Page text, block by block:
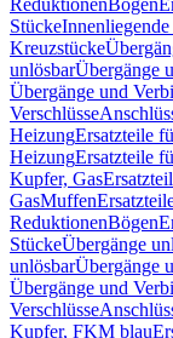
ReduktionenBögen
Stücke
Kreuzstücke
unlösbarÜbergänge
Übergänge und
Verschlüsse
HeizungErsatzteile
HeizungErsatzteile
Kupfer, Gas
GasMuffen
ReduktionenBögen
StückeÜbergänge
unlösbarÜbergänge
Übergänge und
Verschlüsse
Kupfer, FKM blau